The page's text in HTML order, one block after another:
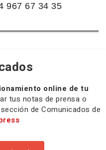
967 67 34 35
online de tu
tus notas de prensa o
de Comunicados de